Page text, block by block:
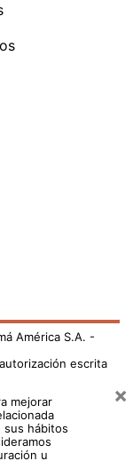
América S.A. -
escrita
mejorar
sus hábitos
u
×